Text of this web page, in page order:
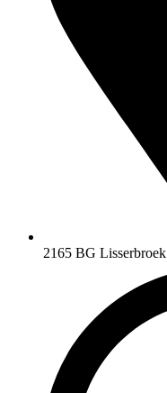
2165 BG Lisserbroek